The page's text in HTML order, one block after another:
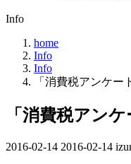
Info
home
Info
Info
「消費税アンケー
「消費税アン
2016-02-14 最
2016-02-14